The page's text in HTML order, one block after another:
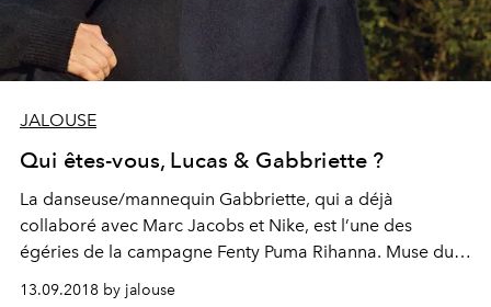
JALOUSE
Qui êtes-vous, Lucas & Gabbriette ?
La danseuse/mannequin Gabbriette, qui a déjà
collaboré avec Marc Jacobs et Nike, est l’une des
égéries de la campagne Fenty Puma Rihanna. Muse du
photographe de mode Tyrone Lebon, elle partage sa vie
13.09.2018 by jalouse